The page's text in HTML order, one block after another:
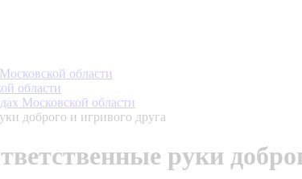
области
области
Московской области
доброго и игривого друга
руки